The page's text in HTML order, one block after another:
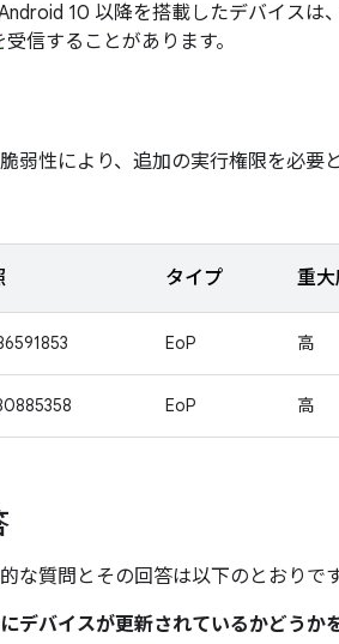
10 以降を搭載したデバイスは
受信することがあります。
弱性により、追加の実行権限を必要
タイプ 重
EoP 高
EoP 高
な質問とその回答は以下のとおりです
デバイスが更新されているかどうか